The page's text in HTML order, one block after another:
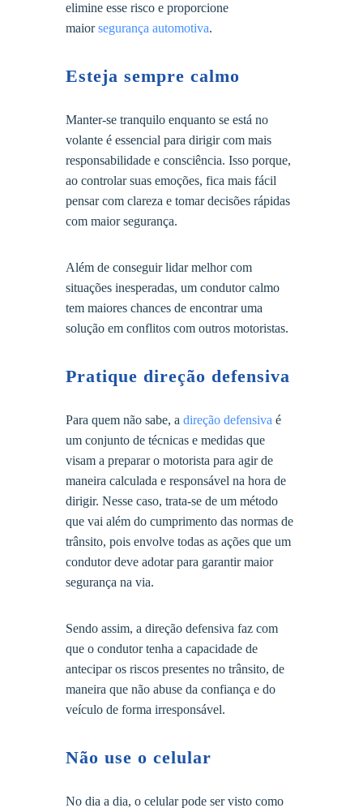
elimine esse risco e proporcione
maiorsegurança automotiva.
Esteja sempre calmo
Manter-se tranquilo enquanto se está no
volante é essencial para dirigir com mais
responsabilidade e consciência. Isso porque,
ao controlar suas emoções, fica mais fácil
pensar com clareza e tomar decisões rápidas
com maior segurança.
Além de conseguir lidar melhor com
situações inesperadas, um condutor calmo
tem maiores chances de encontrar uma
solução em conflitos com outros motoristas.
Pratique direção defensiva
Para quem não sabe, a direção defensiva é
um conjunto de técnicas e medidas que
visam a preparar o motorista para agir de
maneira calculada e responsável na hora de
dirigir. Nesse caso, trata-se de um método
que vai além do cumprimento das normas de
trânsito, pois envolve todas as ações que um
condutor deve adotar para garantir maior
segurança na via.
Sendo assim, a direção defensiva faz com
que o condutor tenha a capacidade de
antecipar os riscos presentes no trânsito, de
maneira que não abuse da confiança e do
veículo de forma irresponsável.
Não use o celular
No dia a dia, o celular pode ser visto como